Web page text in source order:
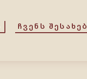
ᲩᲕᲔᲜᲡ ᲨᲔᲡᲐᲮᲔᲑ